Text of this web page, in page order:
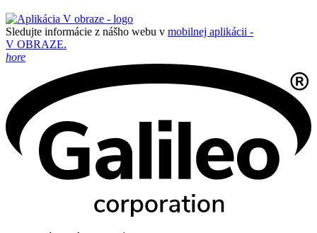
Sledujte informácie z nášho webu v mobilnej aplikácii -
V OBRAZE.
hore